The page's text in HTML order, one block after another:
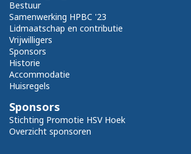
Bestuur
Samenwerking HPBC '23
Lidmaatschap en contributie
Vrijwilligers
Sponsors
Historie
Accommodatie
Huisregels
Sponsors
Stichting Promotie HSV Hoek
Overzicht sponsoren